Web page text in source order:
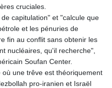
SDG 600.503676
SEK 9.471475
SGD 1.278435
SLE 24.603667
SOS 571.458312
SRD 37.866504
STD
cruciales.
capitulation" et "calcule que
et les pénuries de
fin au conflit sans obtenir les
nucléaires, qu'il recherche",
Soufan Center.
une trêve est théoriquement
pro-iranien et Israël